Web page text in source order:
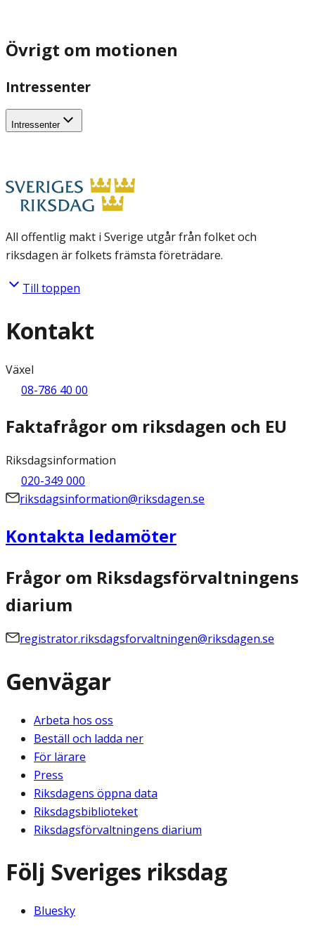
Övrigt om motionen
Intressenter
Intressenter
All offentlig makt i Sverige utgår från folket och
riksdagen är folkets främsta företrädare.
Till toppen
Kontakt
Växel
08-786 40 00
Faktafrågor om riksdagen och EU
Riksdagsinformation
020-349 000
riksdagsinformation@riksdagen.se
Kontakta ledamöter
Frågor om Riksdagsförvaltningens
diarium
registrator.riksdagsforvaltningen@riksdagen.se
Genvägar
Arbeta hos oss
Beställ och ladda ner
För lärare
Press
Riksdagens öppna data
Riksdagsbiblioteket
Riksdagsförvaltningens diarium
Följ Sveriges riksdag
Bluesky